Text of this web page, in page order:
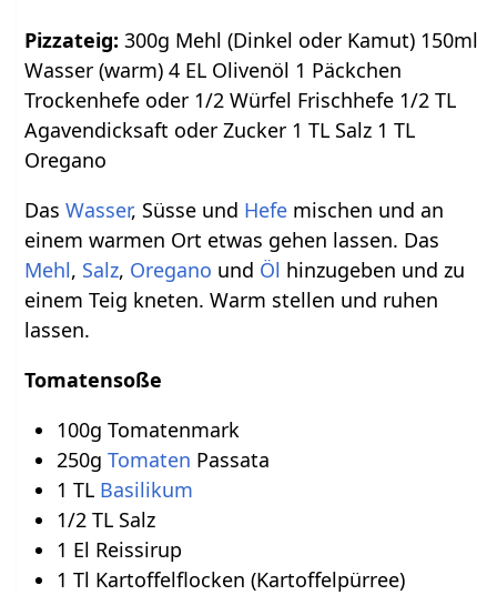
Pizzateig: 300g Mehl (Dinkel oder Kamut) 150ml
Wasser (warm) 4 EL Olivenöl 1 Päckchen
Trockenhefe oder 1/2 Würfel Frischhefe 1/2 TL
Agavendicksaft oder Zucker 1 TL Salz 1 TL
Oregano
DasWasser, Süsse und Hefe mischen und an
einem warmen Ort etwas gehen lassen. Das
Mehl, Salz, Oregano und Öl hinzugeben und zu
einem Teig kneten. Warm stellen und ruhen
lassen.
Tomatensoße
100g Tomatenmark
250g Tomaten Passata
1 TL Basilikum
1/2 TL Salz
1 El Reissirup
1 Tl Kartoffelflocken (Kartoffelpürree)